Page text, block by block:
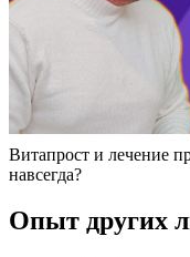
Витапрост и лечение
навсегда?
Опыт других